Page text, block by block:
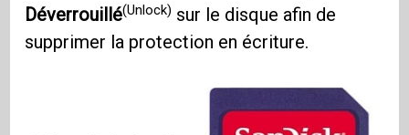
Déverrouillé(Unlock) sur le disque afin de
supprimer la protection en écriture.